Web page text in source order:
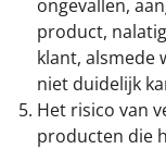
ongevallen,
product,
klant, alsmede
niet duidelijk
Het risico van
producten die